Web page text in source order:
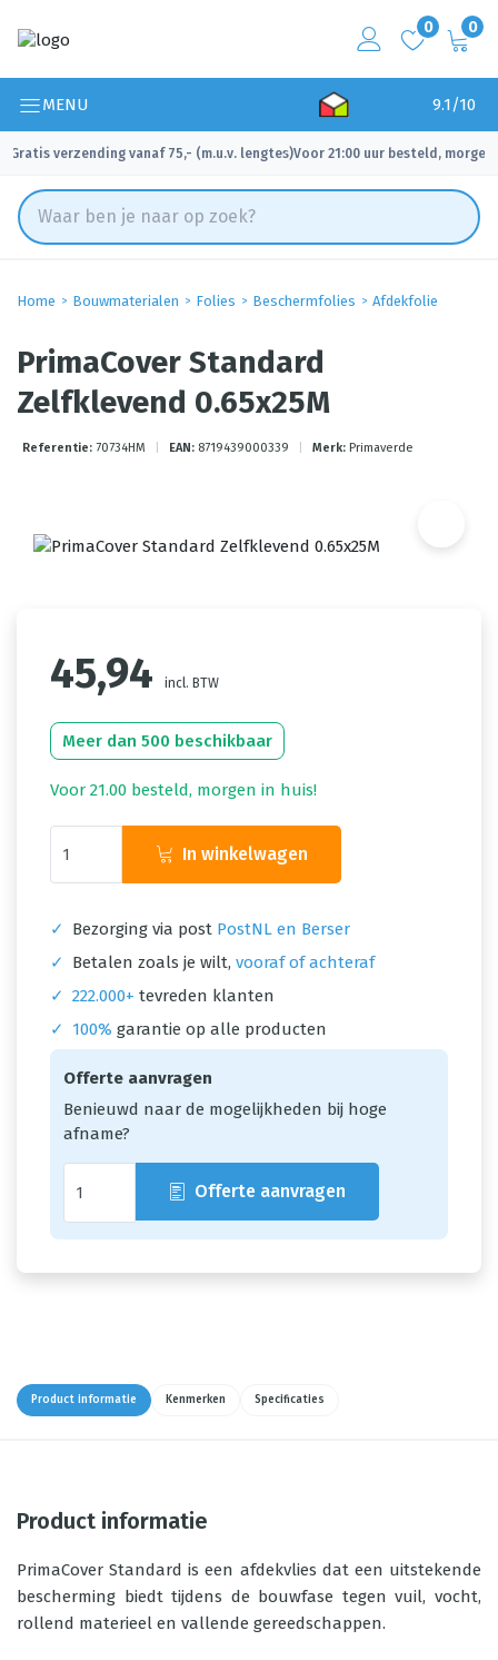
0 0
MENU 9.1/10
Gratis verzending vanaf 75,- (m.u.v. lengtes)
✓ Voor 21:00 uur besteld, morgen
Home Bouwmaterialen Folies Beschermfolies Afdekfolie
PrimaCover Standard
Zelfklevend 0.65x25M
Referentie: 70734HM EAN: 8719439000339 Merk: Primaverde
45,94 incl. BTW
Meer dan 500 beschikbaar
Voor 21.00 besteld, morgen in huis!
In winkelwagen
✓ Bezorging via post PostNL en Berser
✓
Betalen zoals je wilt, vooraf of achteraf
✓ 222.000+ tevreden klanten
✓
100% garantie op alle producten
Offerte aanvragen
Benieuwd naar de mogelijkheden bij hoge
afname?
Offerte aanvragen
Product informatie Kenmerken Specificaties
Product informatie
PrimaCover Standard is een afdekvlies dat een uitstekende
bescherming biedt tijdens de bouwfase tegen vuil, vocht,
rollend materieel en vallende gereedschappen.